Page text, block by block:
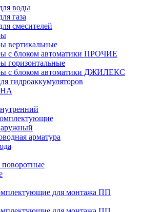
воды
газа
смесителей
вертикальные
с блоком автоматики ПРОЧИЕ
горизонтальные
с блоком автоматики ДЖИЛЕКС
гидроаккумуляторов
арматура
поворотные
для монтажа ПП